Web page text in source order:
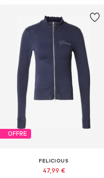
OFFRE
FELICIOUS
47,99 €